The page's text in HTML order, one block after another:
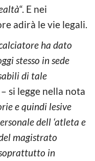
“. E nei
adirà le vie legali.
ha dato
stesso in sede
di tale
– si legge nella nota
e quindi lesive
dell ‘atleta e
magistrato
soprattutto in